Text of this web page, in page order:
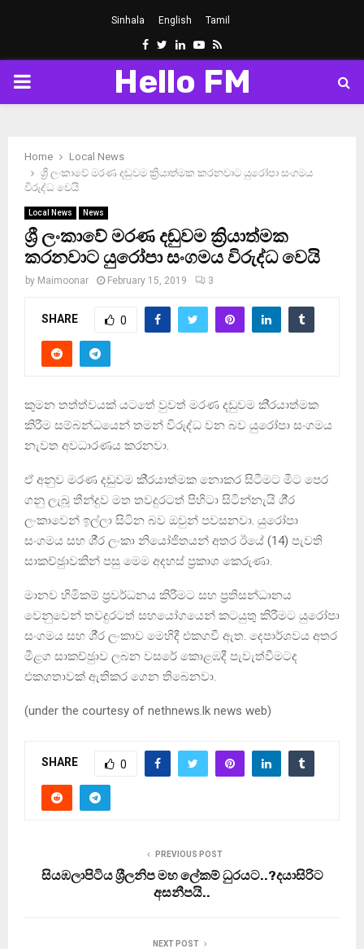
Sinhala English Tamil
Facebook
Twitter
LinkedinYoutube
Rss
PRIMARY
Hello FM
Home
Local News
ශ්‍රී ලංකාවේ මරණ දඬුවම ක්‍රියාත්මක කරනවාට යුරෝපා සංගමය
විරුද්ධ වෙයි
Local News News
ශ්‍රී ලංකාවේ මරණ දඬුවම ක්‍රියාත්මක
කරනවාට යුරෝපා සංගමය විරුද්ධ වෙයි
by Maimoonar February 15, 2019 3
SHARE 0
කුමන තත්ත්වයක් යටතේ වුවත් මරණ දඩුවම කි‍්‍රයාත්මක
කිරීම සම්බන්ධයෙන් තමන් විරුද්ධ වන බව යුරෝපා සංගමය
නැවත අවධාරණය කරනවා.
ඒ අනුව මරණ දඩුවම කි‍්‍රයාත්මක නොකර සිටීමට මීට පෙර
ගනු ලැබූ තීන්දුව මත තවදුරටත් පිහිටා සිටින්නැයි ශී‍්‍ර
ලංකාවෙන් ඉල්ලා සිටින බව ඔවුන් පවසනවා. යුරෝපා
සංගමය සහ ශී‍්‍ර ලංකා නියෝජිතයන් අතර ඊයේ (14) පැවති
සාකච්ඡුාවකින් පසු මෙම අදහස් ප‍්‍රකාශ කෙරුණා.
මානව හිමිකම් ප‍්‍රවර්ධනය කිරීමට සහ ප‍්‍රතිසන්ධානය
වෙනුවෙන් තවදුරටත් සහයෝගයෙන් කටයුතු කිරීමට යුරෝපා
සංගමය සහ ශී‍්‍ර ලංකාව මෙහිදී එකගවී ඇත. දෙපාර්ශවය අතර
මීළග සාකච්ඡුාව ලබන වසරේ කොළඹදී පැවැත්වීමටද
එකගතාවක් ඇතිකර ගෙන තිබෙනවා.
(under the courtesy of nethnews.lk news web)
SHARE 0
PREVIOUS POST
සියඹලාපිටිය ශ‍්‍රීලනිප මහ ලේකම් ධුරයට..?දයාසිරිට
අසනීපයි..
NEXT POST